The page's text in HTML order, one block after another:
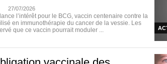
27/07/2026
l’intérêt pour le BCG, vaccin centenaire contre la
en immunothérapie du cancer de la vessie. Les
que ce vaccin pourrait moduler ...